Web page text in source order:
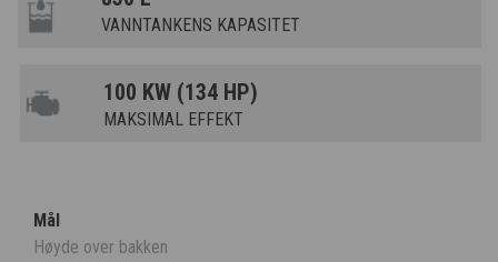
VANNTANKENS KAPASITET
100 KW (134 HP)
MAKSIMAL EFFEKT
Mål
Høyde over bakken